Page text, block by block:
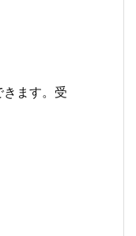
ます。受